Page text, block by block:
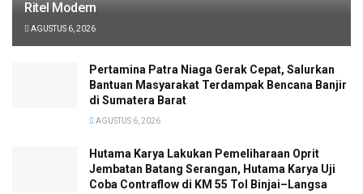
Ritel Modern
AGUSTUS 6, 2026
Pertamina Patra Niaga Gerak Cepat, Salurkan
Bantuan Masyarakat Terdampak Bencana Banjir
di Sumatera Barat
AGUSTUS 6, 2026
Hutama Karya Lakukan Pemeliharaan Oprit
Jembatan Batang Serangan, Hutama Karya Uji
Coba Contraflow di KM 55 Tol Binjai–Langsa